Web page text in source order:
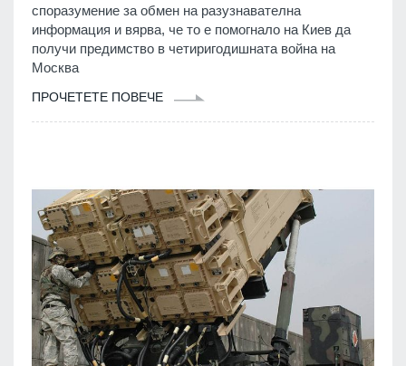
споразумение за обмен на разузнавателна
информация и вярва, че то е помогнало на Киев да
получи предимство в четиригодишната война на
Москва
ПРОЧЕТЕТЕ ПОВЕЧЕ